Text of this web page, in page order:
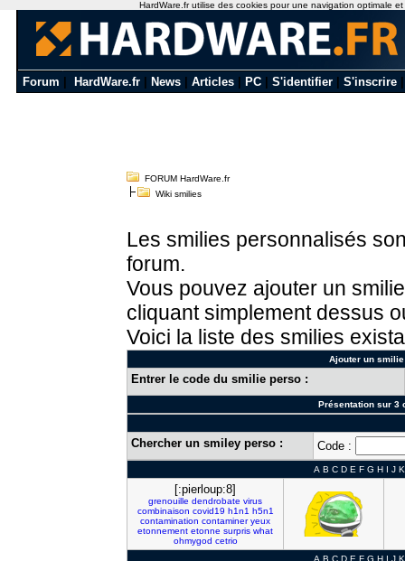
Forum HardWare.fr News Articles PC S'identifier S'inscrire
FORUM HardWare.fr
Wiki smilies
Les smilies personnalisés
forum.
Vous pouvez ajouter un
cliquant simplement dessus
Voici la liste des smilies
Ajouter un
Entrer le code du smilie perso :
Présentation sur 3
Chercher un smiley perso : Code :
A B C D E F G H I J K
[:pierloup:8]
grenouille dendrobate virus
combinaison covid19 h1n1 h5n1
contamination contaminer yeux
etonnement etonne surpris what
ohmygod cetrio
A B C D E F G H I J K
HardWare.fr utilise des cookies pour une navigation optimale